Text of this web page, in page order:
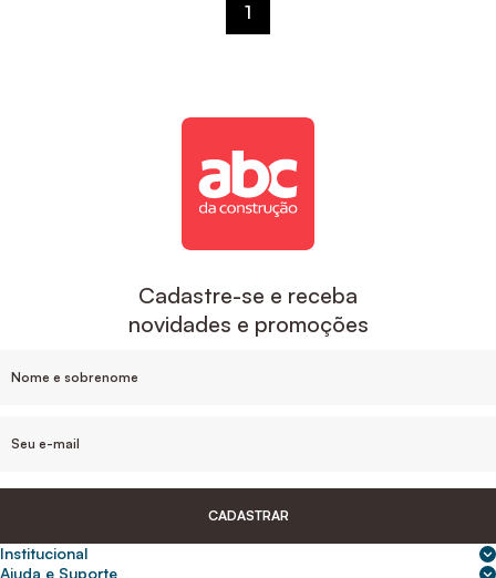
1
Cadastre-se e receba
novidades e promoções
CADASTRAR
Institucional
Sobre nós
Ajuda e Suporte